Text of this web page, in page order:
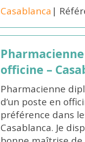
Casablanca |
officine –
Pharmacienne
d’un poste en
préférence dans
Casablanca. Je